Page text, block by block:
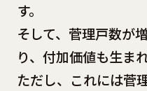
す。
そして、菅理戸数が
り、付加価値も生まれ
ただし、これには菅